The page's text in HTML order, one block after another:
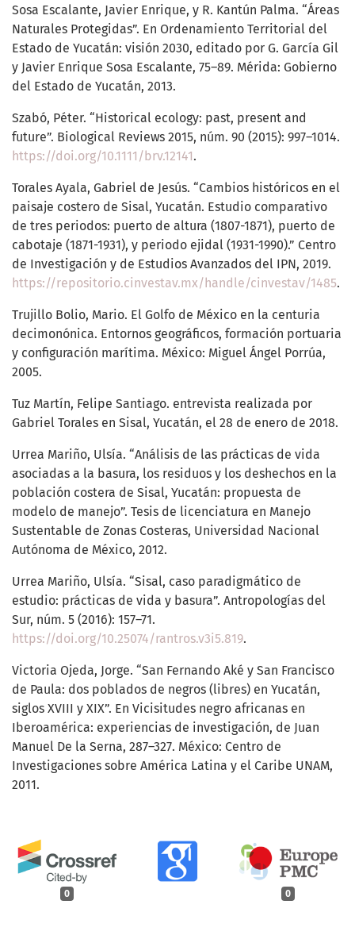
0 0
Sosa Escalante, Javier Enrique, y R. Kantún Palma. “Áreas
Naturales Protegidas”. En Ordenamiento Territorial del
Estado de Yucatán: visión 2030, editado por G. García Gil
y Javier Enrique Sosa Escalante, 75–89. Mérida: Gobierno
del Estado de Yucatán, 2013.
Szabó, Péter. “Historical ecology: past, present and
future”. Biological Reviews 2015, núm. 90 (2015): 997–1014.
https://doi.org/10.1111/brv.12141.
Torales Ayala, Gabriel de Jesús. “Cambios históricos en el
paisaje costero de Sisal, Yucatán. Estudio comparativo
de tres periodos: puerto de altura (1807-1871), puerto de
cabotaje (1871-1931), y periodo ejidal (1931-1990).” Centro
de Investigación y de Estudios Avanzados del IPN, 2019.
https://repositorio.cinvestav.mx/handle/cinvestav/1485.
Trujillo Bolio, Mario. El Golfo de México en la centuria
decimonónica. Entornos geográficos, formación portuaria
y configuración marítima. México: Miguel Ángel Porrúa,
2005.
Tuz Martín, Felipe Santiago. entrevista realizada por
Gabriel Torales en Sisal, Yucatán, el 28 de enero de 2018.
Urrea Mariño, Ulsía. “Análisis de las prácticas de vida
asociadas a la basura, los residuos y los deshechos en la
población costera de Sisal, Yucatán: propuesta de
modelo de manejo”. Tesis de licenciatura en Manejo
Sustentable de Zonas Costeras, Universidad Nacional
Autónoma de México, 2012.
Urrea Mariño, Ulsía. “Sisal, caso paradigmático de
estudio: prácticas de vida y basura”. Antropologías del
Sur, núm. 5 (2016): 157–71.
https://doi.org/10.25074/rantros.v3i5.819.
Victoria Ojeda, Jorge. “San Fernando Aké y San Francisco
de Paula: dos poblados de negros (libres) en Yucatán,
siglos XVIII y XIX”. En Vicisitudes negro africanas en
Iberoamérica: experiencias de investigación, de Juan
Manuel De la Serna, 287–327. México: Centro de
Investigaciones sobre América Latina y el Caribe UNAM,
2011.